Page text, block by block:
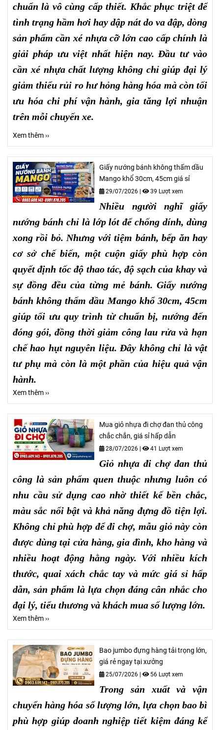
chuẩn là vô cùng cấp thiết. Khắc phục triệt để
tình trạng hầm hơi hay dập nát do va đập, dòng
sản phẩm cần xé nhựa cỡ lớn cao cấp chính là
giải pháp ưu việt nhất hiện nay. Đầu tư vào
cần xé nhựa chất lượng không chỉ giúp đại lý
giảm thiểu rủi ro hư hỏng hàng hóa mà còn tối
ưu hóa chi phí vận hành, gia tăng lợi nhuận
trên mỗi chuyến xe.
Xem thêm ››
Giấy nướng bánh không thấm dầu
Mango khổ 30cm, 45cm giá sỉ
29/07/2026 | 39 Lượt xem
Nhiều người nghĩ giấy
nướng bánh chỉ là lớp lót để chống dính, dùng
xong rồi bỏ. Nhưng với tiệm bánh, bếp ăn hay
cơ sở chế biến, một cuộn giấy phù hợp còn
quyết định tốc độ thao tác, độ sạch của khay và
sự đồng đều của từng mẻ bánh. Giấy nướng
bánh không thấm dầu Mango khổ 30cm, 45cm
giúp tối ưu quy trình từ chuẩn bị, nướng đến
đóng gói, đồng thời giảm công lau rửa và hạn
chế hao hụt nguyên liệu. Đây không chỉ là vật
tư phụ mà còn là một phần của hiệu quả vận
hành.
Xem thêm ››
Mua giỏ nhựa đi chợ đan thủ công
chắc chắn, giá sỉ hấp dẫn
28/07/2026 | 41 Lượt xem
Giỏ nhựa đi chợ đan thủ
công là sản phẩm quen thuộc nhưng luôn có
nhu cầu sử dụng cao nhờ thiết kế bền chắc,
màu sắc nổi bật và khả năng đựng đồ tiện lợi.
Không chỉ phù hợp để đi chợ, mẫu giỏ này còn
được dùng tại cửa hàng, gia đình, kho hàng và
nhiều hoạt động hằng ngày. Với nhiều kích
thước, quai xách chắc tay và mức giá sỉ hấp
dẫn, sản phẩm là lựa chọn đáng cân nhắc cho
đại lý, tiểu thương và khách mua số lượng lớn.
Xem thêm ››
Bao jumbo đựng hàng tải trọng lớn,
giá rẻ ngay tại xưởng
25/07/2026 | 56 Lượt xem
Trong sản xuất và vận
chuyển hàng hóa số lượng lớn, lựa chọn bao bì
phù hợp giúp doanh nghiệp tiết kiệm đáng kể